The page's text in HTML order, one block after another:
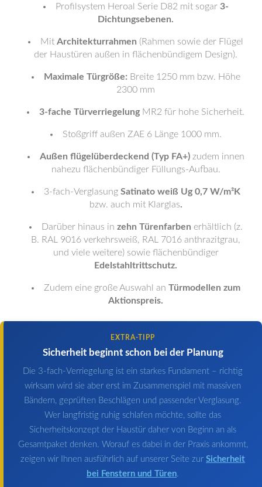
Profilsystem Heroal Serie D82 mit sogar 3-
Dichtungsebenen.
Mit Architekturrahmen (Rahmen sowie der Flügel
der Haustüren außen in flächenbündigem Design).
Maximale Türgröße: Breite 1250 mm bzw. Höhe
2300 mm
3-fache Türverriegelung MR2 für hohe Sicherheit.
Stoßgriff außen ZAE 6 Länge 1000 mm.
Außen flügelüberdeckend (Typ FA+)zudem innen
nahezu flächenbündiger Füllungs-Aufbau.
3-fach-Verglasung Satinato weiß Ug 0,7 W/m²K
bzw. auch mit Klarglas.
Darüber hinaus in zehn Türenfarben erhältlich (z.
B. RAL 9016 verkehrsweiß, RAL 7016 anthrazitgrau,
und viele weitere) sowie flächenbündiger
Edelstahltrittschutz.
Zudem eine große Auswahl an Türmodellen zum
Aktionspreis.
EXTRA-TIPP
Sicherheit beginnt schon bei der Planung
Die 3-fach-Verriegelung ist ein starkes Fundament – richtig
wirksam wird sie aber erst im Zusammenspiel mit massiven
Bändern, geprüften Beschlägen und passender Verglasung.
Wer langfristig ruhig schlafen möchte, sollte das
Sicherheitskonzept der Haustür daher von Beginn an als
Gesamtpaket denken. Worauf es dabei in der Praxis ankommt,
zeigen wir Ihnen ausführlich auf unserer Seite zur Sicherheit
bei Fenstern und Türen.